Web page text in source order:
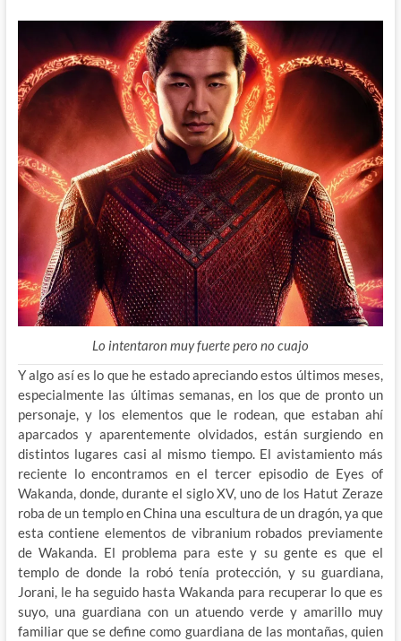
Lo intentaron muy fuerte pero no cuajo
Y algo así es lo que he estado apreciando estos últimos meses,
especialmente las últimas semanas, en los que de pronto un
personaje, y los elementos que le rodean, que estaban ahí
aparcados y aparentemente olvidados, están surgiendo en
distintos lugares casi al mismo tiempo. El avistamiento más
reciente lo encontramos en el tercer episodio de Eyes of
Wakanda, donde, durante el siglo XV, uno de los Hatut Zeraze
roba de un templo en China una escultura de un dragón, ya que
esta contiene elementos de vibranium robados previamente
de Wakanda. El problema para este y su gente es que el
templo de donde la robó tenía protección, y su guardiana,
Jorani, le ha seguido hasta Wakanda para recuperar lo que es
suyo, una guardiana con un atuendo verde y amarillo muy
familiar que se define como guardiana de las montañas, quien